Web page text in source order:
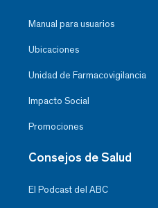
Manual para usuarios
Ubicaciones
Unidad de Farmacovigilancia
Impacto Social
Promociones
Consejos de Salud
El Podcast del ABC